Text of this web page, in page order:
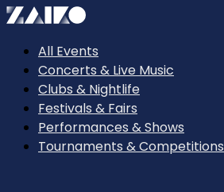
All Events
Concerts & Live Music
Clubs & Nightlife
Festivals & Fairs
Performances & Shows
Tournaments & Competitions